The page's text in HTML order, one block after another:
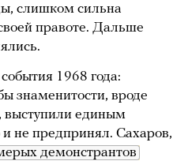
слишком сильна
правоте. Дальше
1968 года:
знаменитости, вроде
выступили единым
не предпринял. Сахаров,
демонстрантов